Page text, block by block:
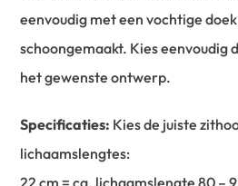
eenvoudig met een vochtige
schoongemaakt. Kies eenvoudig
het gewenste ontwerp.
Specificaties: Kies de juiste
lichaamslengtes:
22 cm = ca. lichaamslengte 80 –